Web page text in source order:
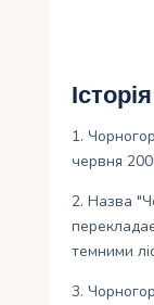
1.
червня
2. Назва
темними
3.